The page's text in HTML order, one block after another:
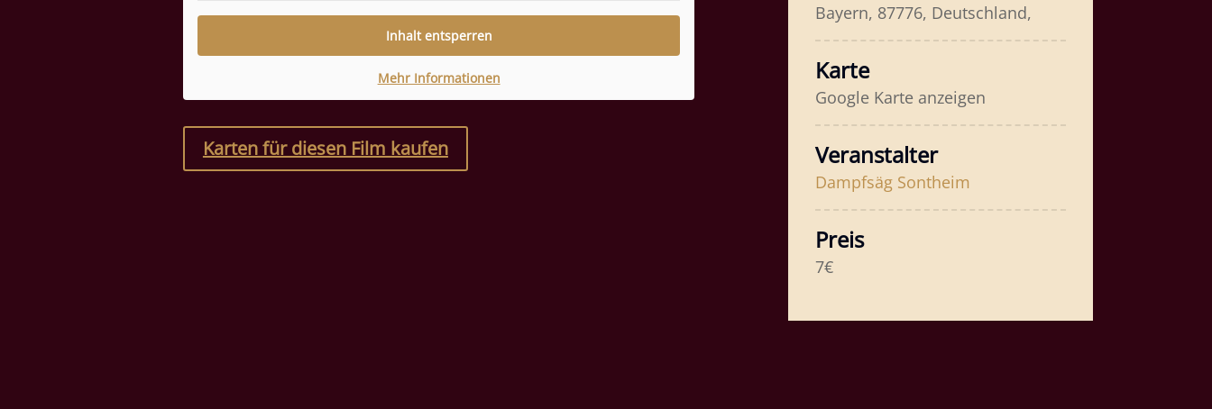
Inhalt entsperren
Mehr Informationen
Karten für diesen Film kaufen
Bayern, 87776, Deutschland,
Karte
Google Karte anzeigen
Veranstalter
Dampfsäg Sontheim
Preis
7€